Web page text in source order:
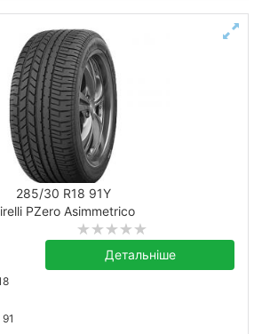
285/30 R18 91Y
PZero Asimmetrico
Детальніше